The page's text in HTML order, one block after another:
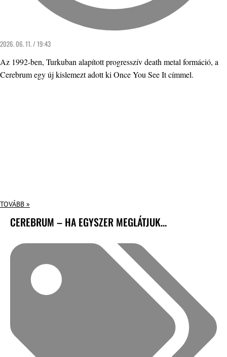
2026. 06. 11. / 19:43
Az 1992-ben, Turkuban alapított progresszív death metal formáció, a
Cerebrum egy új kislemezt adott ki Once You See It címmel.
TOVÁBB »
CEREBRUM – HA EGYSZER MEGLÁTJUK…